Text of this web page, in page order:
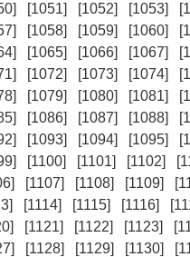
[1051] [1052] [1053]
[1058] [1059] [1060]
[1065] [1066] [1067]
[1072] [1073] [1074]
[1079] [1080] [1081]
[1086] [1087] [1088]
[1093] [1094] [1095]
[1100] [1101] [1102]
[1107] [1108] [1109]
[1114] [1115] [1116]
[1121] [1122] [1123]
[1128] [1129] [1130]